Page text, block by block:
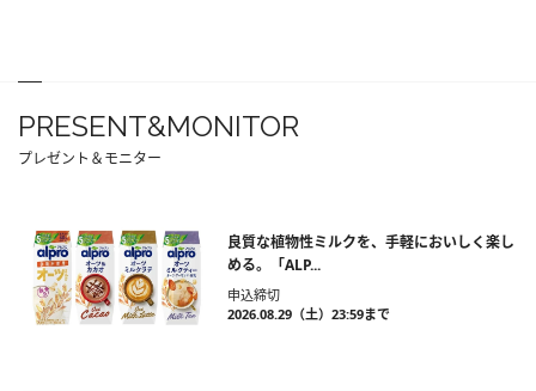
PRESENT&MONITOR
プレゼント＆モニター
良質な植物性ミルクを、手軽においしく楽し
める。「ALP...
申込締切
2026.08.29（土）23:59まで